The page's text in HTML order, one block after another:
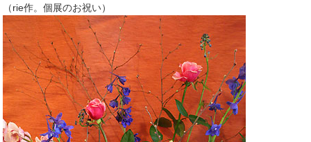
（rie作。個展のお祝い）